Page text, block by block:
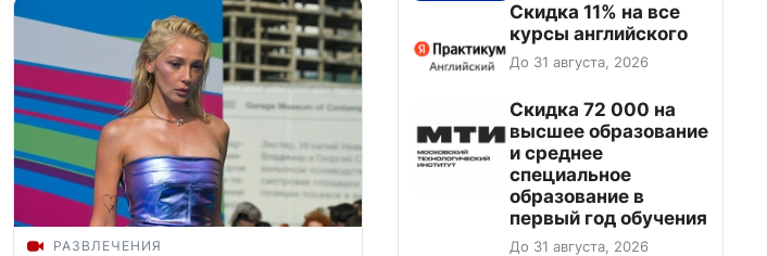
РАЗВЛЕЧЕНИЯ
Скидка 11% на все
курсы английского
До 31 августа, 2026
Скидка 72 000 на
высшее образование
и среднее
специальное
образование в
первый год обучения
До 31 августа, 2026